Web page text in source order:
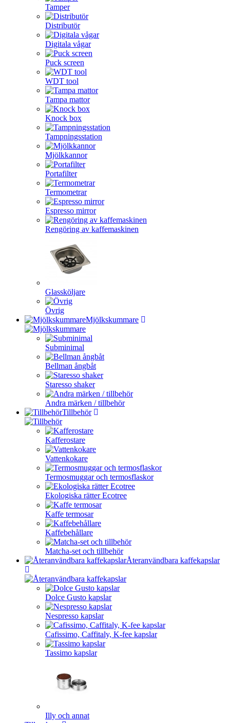
Tamper
Distributör
Digitala vågar
Puck screen
WDT tool
Tampa mattor
Knock box
Tampningsstation
Mjölkkannor
Portafilter
Termometrar
Espresso mirror
Rengöring av kaffemaskinen
Glassköljare
Övrig
Mjölkskummare
Subminimal
Bellman ångbåt
Staresso shaker
Andra märken / tillbehör
Tillbehör
Kafferostare
Vattenkokare
Termosmuggar och termosflaskor
Ekologiska rätter Ecotree
Kaffe termosar
Kaffebehållare
Matcha-set och tillbehör
Återanvändbara kaffekapslar
Dolce Gusto kapslar
Nespresso kapslar
Cafissimo, Caffitaly, K-fee kapslar
Tassimo kapslar
Illy och annat